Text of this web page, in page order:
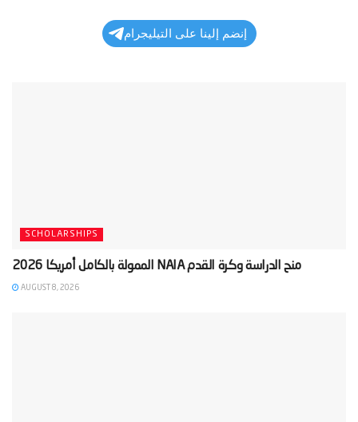
إنضم إلينا على التيليجرام
SCHOLARSHIPS
‫منح الدراسة وكرة القدم NAIA الممولة بالكامل أمريكا 2026‬
AUGUST 8, 2026